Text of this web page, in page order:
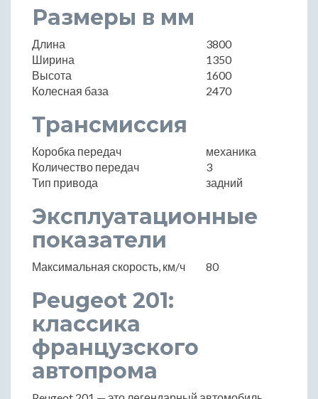
Размеры в мм
Длина
3800
Ширина
1350
Высота
1600
Колесная база
2470
Трансмиссия
Коробка передач
механика
Количество передач
3
Тип привода
задний
Эксплуатационные
показатели
Максимальная скорость, км/ч 80
Peugeot 201:
классика
французского
автопрома